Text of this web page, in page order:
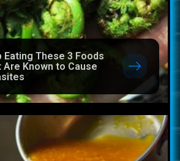
Eating These 3 Foods
Are Known to Cause